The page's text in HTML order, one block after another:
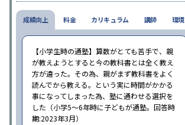
成績向上
【小学生時の通塾】算数がとても苦手で、親
が教えようとすると今の教科書とは全く教え
方が違った。その為、親がまず教科書をよく
読んでから教える。という実に時間がかかる
事になってしまった為、塾に通わせる選択を
した（小学5〜6年時に子どもが通塾。回答時
期:2023年3月）
料金 カリキュラム 講師 環境